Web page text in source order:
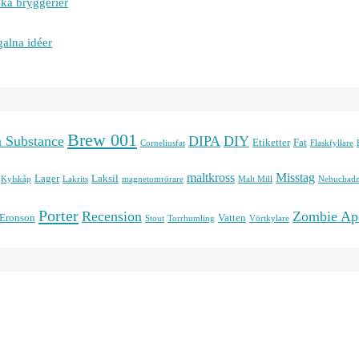
idéer
Brew 001 Corneliusfat DIPA DIY Etiketter Fat Flaskfyllare
Kylskåp Lager Lakrits Laksil magnetomrörare maltkross Malt Mill Misstag
Porter Recension Stout Torrhumling Vatten Vörtkylare Zombie